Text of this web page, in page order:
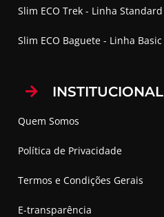
Slim ECO Trek - Linha Standard
Slim ECO Baguete - Linha Basic
INSTITUCIONAL
Quem Somos
Política de Privacidade
Termos e Condições Gerais
E-transparência